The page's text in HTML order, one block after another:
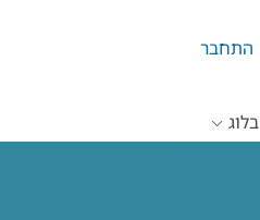
התחבר
בלוג